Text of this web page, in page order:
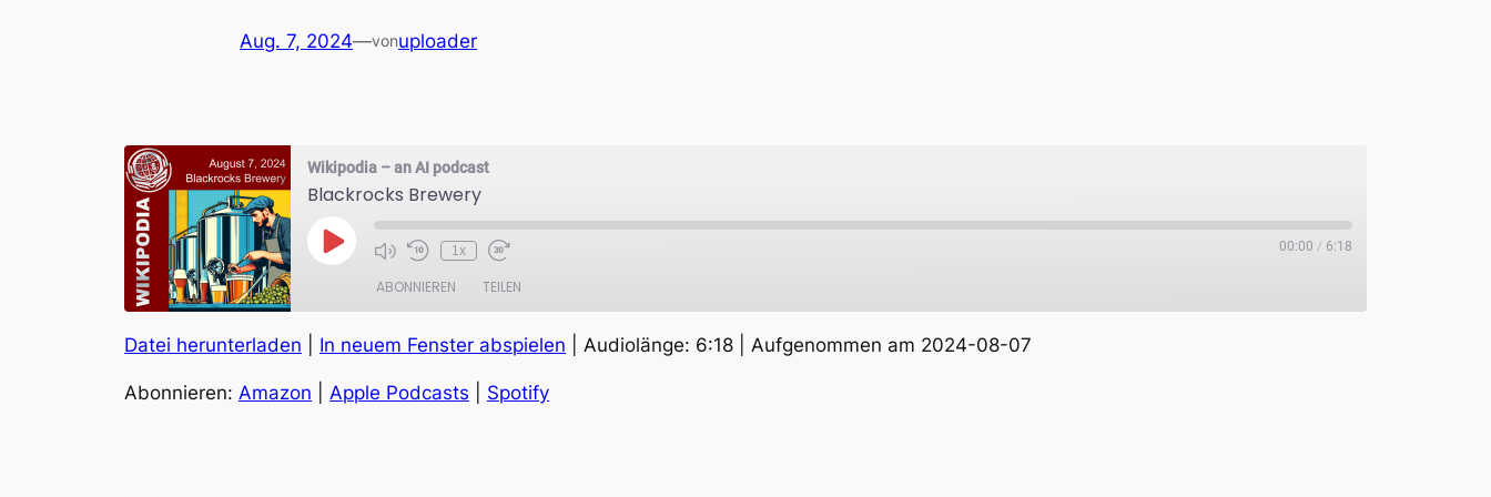
Aug. 7, 2024—vonuploader
Wikipodia – an AI podcast
Blackrocks Brewery
Play
Episode
1x 00:00 / 6:18
ABONNIEREN TEILEN
Amazon Apple Podcasts Spotify
RSS FEED
TEILEN
LINK
Datei herunterladen In neuem Fenster abspielen Audiolänge: 6:18 Aufgenommen am 2024-08-07
Abonnieren: Amazon Apple Podcasts Spotify